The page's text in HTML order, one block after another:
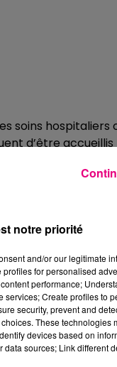
soins hospitaliers
d’être accueillis
adaptée.
notre priorité
and/or our legitimate
for personalised
performance;
Create profiles to
security, prevent and
These technologies
devices based on
sources; Link different